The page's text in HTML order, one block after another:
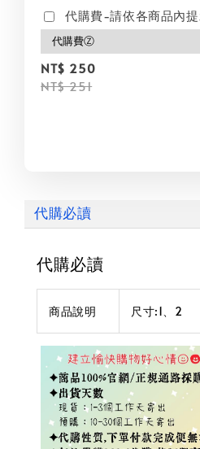
代購費-請依各商品內
NT$ 250
NT$ 251
代購必讀
代購必讀
商品說明 尺寸:1、2